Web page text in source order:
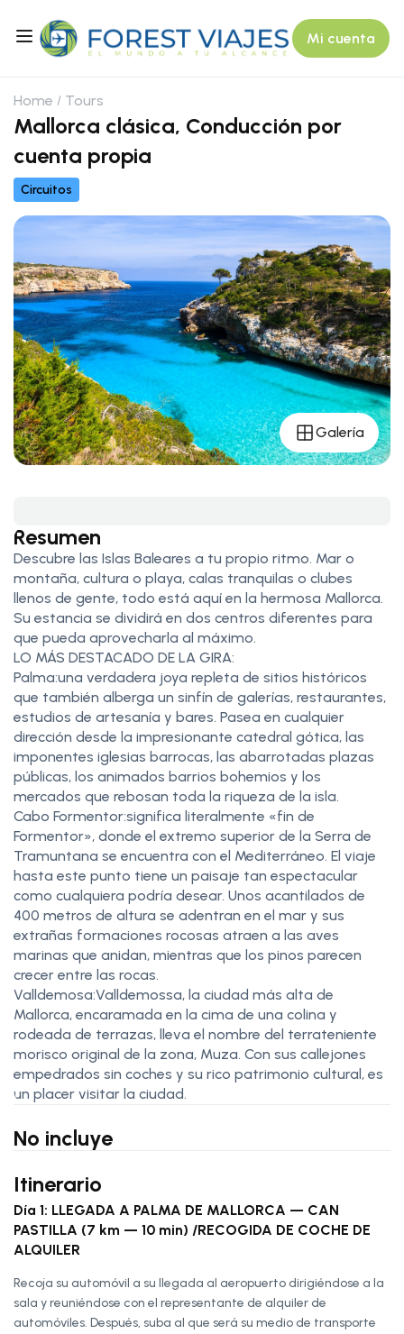
Mi cuenta
Home Tours
Mallorca clásica, Conducción por
cuenta propia
Circuitos
Galería
Resumen
Descubre las Islas Baleares a tu propio ritmo. Mar o
montaña, cultura o playa, calas tranquilas o clubes
llenos de gente, todo está aquí en la hermosa Mallorca.
Su estancia se dividirá en dos centros diferentes para
que pueda aprovecharla al máximo.
LO MÁS DESTACADO DE LA GIRA:
Palma:una verdadera joya repleta de sitios históricos
que también alberga un sinfín de galerías, restaurantes,
estudios de artesanía y bares. Pasea en cualquier
dirección desde la impresionante catedral gótica, las
imponentes iglesias barrocas, las abarrotadas plazas
públicas, los animados barrios bohemios y los
mercados que rebosan toda la riqueza de la isla.
Cabo Formentor:significa literalmente «fin de
Formentor», donde el extremo superior de la Serra de
Tramuntana se encuentra con el Mediterráneo. El viaje
hasta este punto tiene un paisaje tan espectacular
como cualquiera podría desear. Unos acantilados de
400 metros de altura se adentran en el mar y sus
extrañas formaciones rocosas atraen a las aves
marinas que anidan, mientras que los pinos parecen
crecer entre las rocas.
Valldemosa:Valldemossa, la ciudad más alta de
Mallorca, encaramada en la cima de una colina y
rodeada de terrazas, lleva el nombre del terrateniente
morisco original de la zona, Muza. Con sus callejones
empedrados sin coches y su rico patrimonio cultural, es
un placer visitar la ciudad.
No incluye
Itinerario
Día 1: LLEGADA A PALMA DE MALLORCA — CAN
PASTILLA (7 km — 10 min) /RECOGIDA DE COCHE DE
ALQUILER
Recoja su automóvil a su llegada al aeropuerto dirigiéndose a la
sala y reuniéndose con el representante de alquiler de
automóviles. Después, suba al que será su medio de transporte